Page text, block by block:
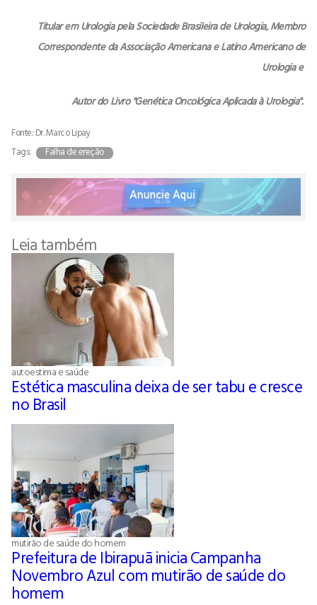
Titular em Urologia pela Sociedade Brasileira de Urologia, Membro
Correspondente da Associação Americana e Latino Americano de
Urologia e
Autor do Livro "Genética Oncológica Aplicada à Urologia".
Fonte: Dr. Marco Lipay
Tags:
Falha de ereção
Leia também
autoestima e saúde
Estética masculina deixa de ser tabu e cresce
no Brasil
mutirão de saúde do homem
Prefeitura de Ibirapuã inicia Campanha
Novembro Azul com mutirão de saúde do
homem